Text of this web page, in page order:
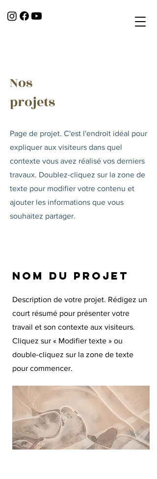
Nos
projets
Page de projet. C'est l'endroit idéal pour
expliquer aux visiteurs dans quel
contexte vous avez réalisé vos derniers
travaux. Doublez-cliquez sur la zone de
texte pour modifier votre contenu et
ajouter les informations que vous
souhaitez partager.
Nom du projet
Description de votre projet. Rédigez un
court résumé pour présenter votre
travail et son contexte aux visiteurs.
Cliquez sur « Modifier texte » ou
double-cliquez sur la zone de texte
pour commencer.